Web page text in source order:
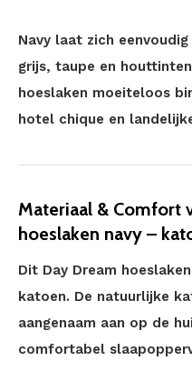
Navy laat zich
grijs, taupe en
hoeslaken moeiteloos
hotel chique en
Materiaal & Comfort
hoeslaken navy –
Dit Day Dream
katoen. De natuurlijke
aangenaam aan op de
comfortabel